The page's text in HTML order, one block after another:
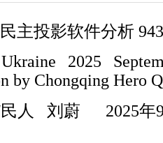
主投影软件分析 943
2025
by Chongqing Hero
民人 刘蔚 2025年